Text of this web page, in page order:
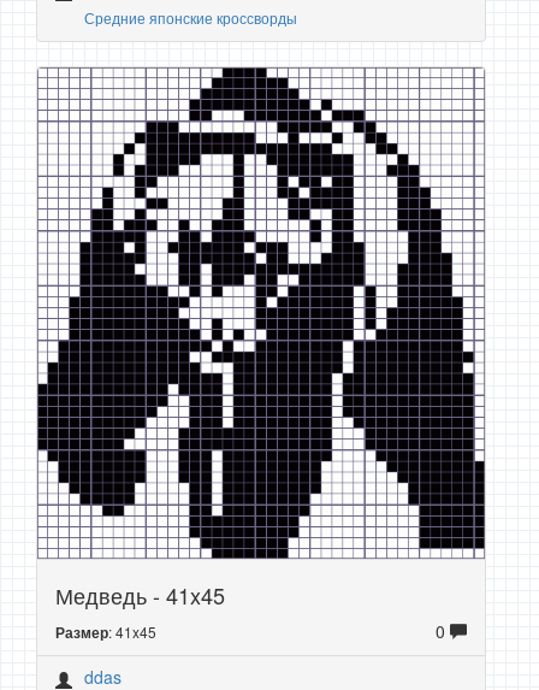
Средние японские кроссворды
Медведь - 41x45
Размер: 41x45
0
ddas